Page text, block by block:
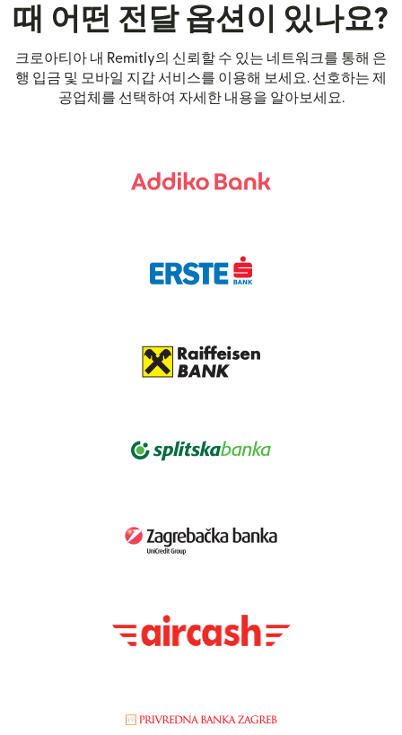
때 어떤 전달 옵션이 있나요?
크로아티아 내 Remitly의 신뢰할 수 있는 네트워크를 통해 은
행 입금 및 모바일 지갑 서비스를 이용해 보세요. 선호하는 제
공업체를 선택하여 자세한 내용을 알아보세요.